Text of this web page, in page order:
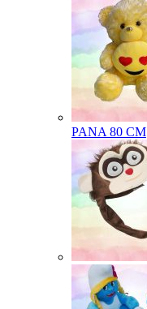
PANA 80 CM